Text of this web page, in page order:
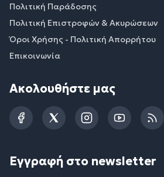
Πολιτική Παράδοσης
Πολιτική Επιστροφών & Ακυρώσεων
Όροι Χρήσης - Πολιτική Απορρήτου
Επικοινωνία
Ακολουθήστε μας
FacebookTwitterInstagramYouTubeRSS
Εγγραφή στο newsletter